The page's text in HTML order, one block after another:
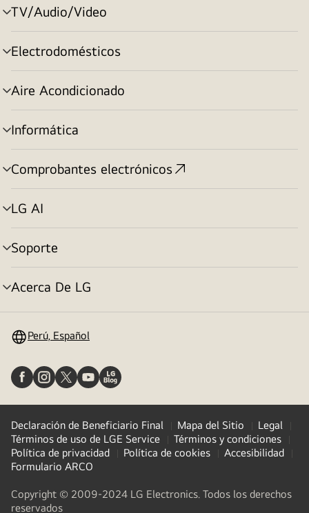
TV/Audio/Video
alternar
menú
Electrodomésticos
alternar
menú
Aire Acondicionado
alternar
menú
Informática
alternar
menú
Comprobantes electrónicos
alternar
menú
LG AI
alternar
menú
Soporte
alternar
menú
Acerca De LG
alternar
Perú, Español
Declaración de Beneficiario Final Mapa del Sitio
Legal
Términos de uso de LGE Service
Términos y condiciones
Política de privacidad
Política de cookies
Accesibilidad
Formulario ARCO
Copyright © 2009-2024 LG Electronics. Todos los derechos
reservados